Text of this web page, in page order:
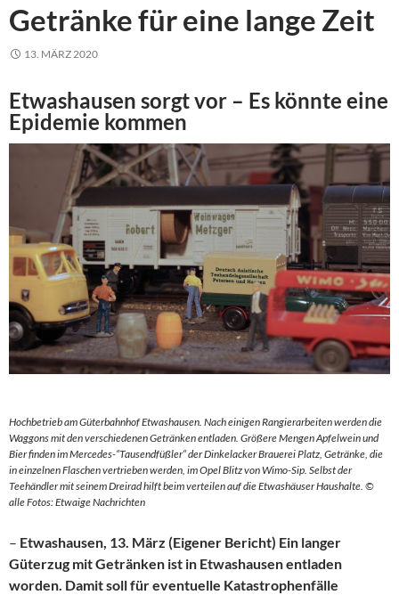
Getränke für eine lange Zeit
13. MÄRZ 2020
Etwashausen sorgt vor – Es könnte eine
Epidemie kommen
Hochbetrieb am Güterbahnhof Etwashausen. Nach einigen Rangierarbeiten werden die
Waggons mit den verschiedenen Getränken entladen. Größere Mengen Apfelwein und
Bier finden im Mercedes-“Tausendfüßler“ der Dinkelacker Brauerei Platz, Getränke, die
in einzelnen Flaschen vertrieben werden, im Opel Blitz von Wimo-Sip. Selbst der
Teehändler mit seinem Dreirad hilft beim verteilen auf die Etwashäuser Haushalte. ©
alle Fotos: Etwaige Nachrichten
– Etwashausen, 13. März (Eigener Bericht) Ein langer
Güterzug mit Getränken ist in Etwashausen entladen
worden. Damit soll für eventuelle Katastrophenfälle